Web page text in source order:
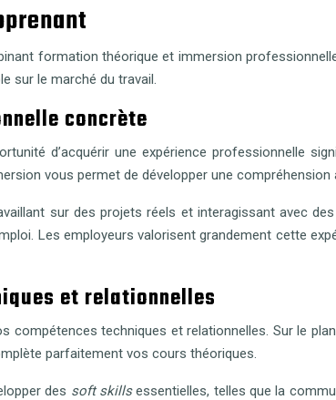
formation théorique et immersion
sur le marché du travail.
concrète
d’acquérir une expérience professionnelle
vous permet de développer une
sur des projets réels et interagissant avec
Les employeurs valorisent grandement cette
et relationnelles
compétences techniques et relationnelles. Sur le
parfaitement vos cours théoriques.
des soft skillsessentielles, telles que la